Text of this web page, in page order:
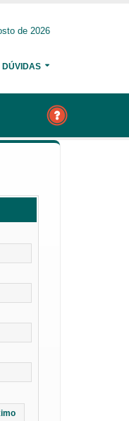
de 2026
DÚVIDAS